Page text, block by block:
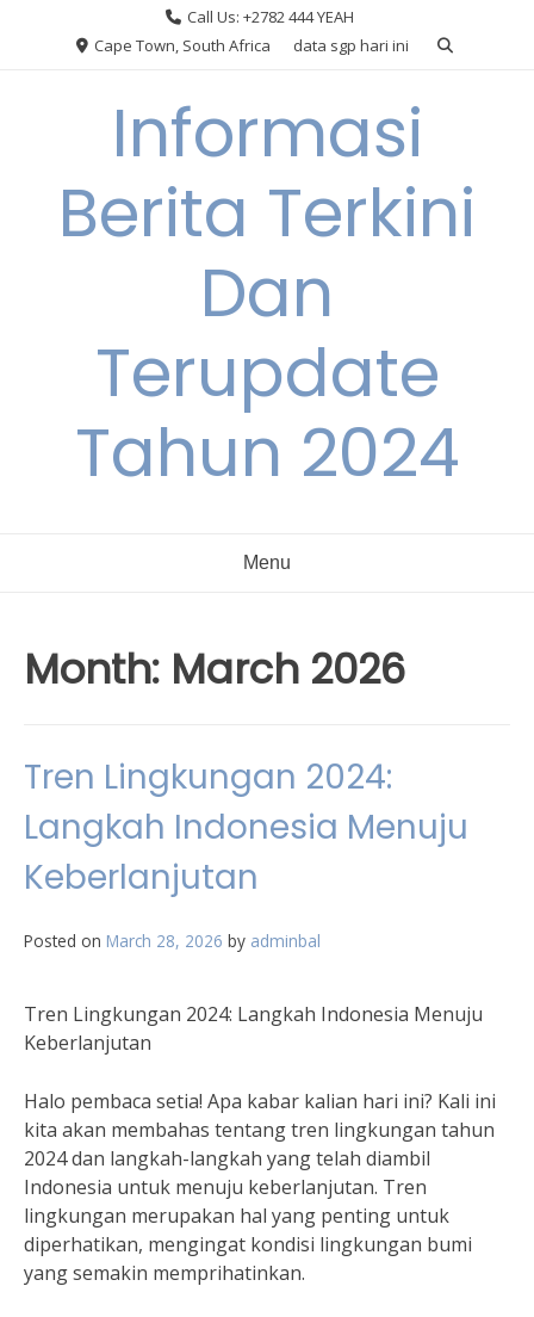
Call Us: +2782 444 YEAH
Cape Town, South Africa
data sgp hari ini
Informasi
Berita Terkini
Dan
Terupdate
Tahun 2024
Menu
Month: March 2026
Tren Lingkungan 2024:
Langkah Indonesia Menuju
Keberlanjutan
Posted on March 28, 2026 by adminbal
Tren Lingkungan 2024: Langkah Indonesia Menuju
Keberlanjutan
Halo pembaca setia! Apa kabar kalian hari ini? Kali ini
kita akan membahas tentang tren lingkungan tahun
2024 dan langkah-langkah yang telah diambil
Indonesia untuk menuju keberlanjutan. Tren
lingkungan merupakan hal yang penting untuk
diperhatikan, mengingat kondisi lingkungan bumi
yang semakin memprihatinkan.